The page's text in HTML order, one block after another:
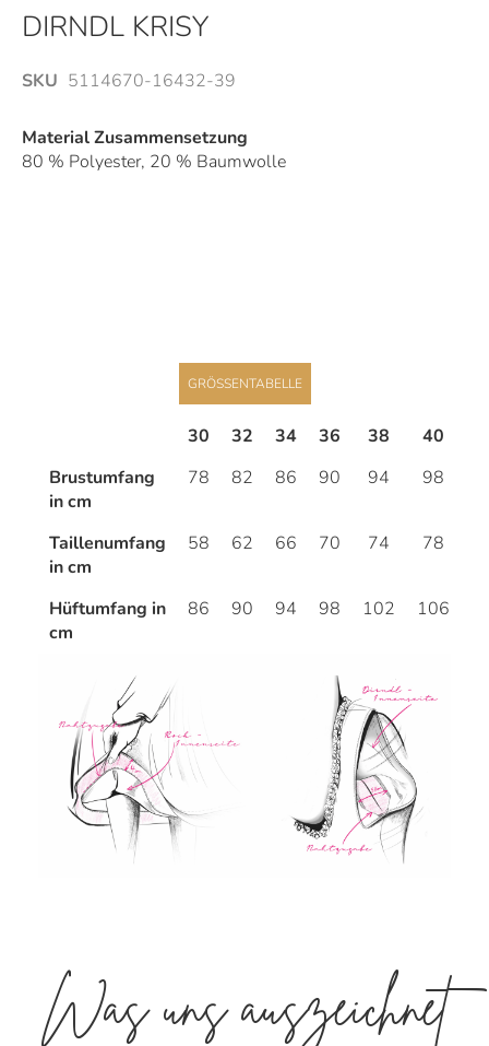
DIRNDL KRISY
SKU 5114670-16432-39
Material Zusammensetzung
80 % Polyester, 20 % Baumwolle
Anfang
der
Bildergalerie
springen
GRÖSSENTABELLE
30 32 34 36 38 40
Brustumfang
in cm
78 82 86 90 94 98
Taillenumfang
in cm
58 62 66 70 74 78
Hüftumfang in
cm
86 90 94 98 102 106
Was uns auszeichnet